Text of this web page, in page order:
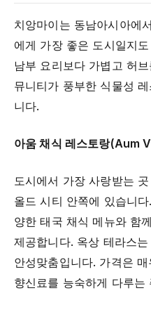
치앙마이는 동남아시아에
에게 가장 좋은 도시일지
남부 요리보다 가볍고 허
뮤니티가 풍부한 식물성
니다.
아움 채식 레스토랑
도시에서 가장 사랑받는
올드 시티 안쪽에 있습니
양한 태국 채식 메뉴와 함
제공합니다. 옥상 테라스
안성맞춤입니다. 가격은
향신료를 능숙하게 다루는